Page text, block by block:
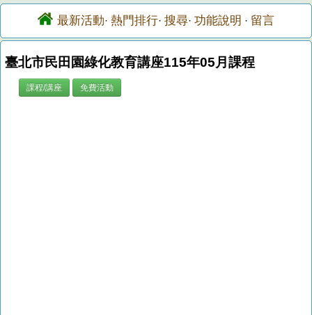
最新活動· 熱門排行· 搜尋· 功能說明 · 留言
臺北市民田園綠化教育講座115年05月課程
課程/講座 免費活動